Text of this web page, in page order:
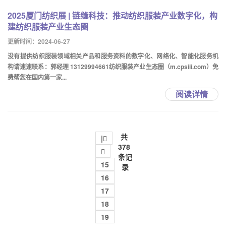
2025厦门纺织展 | 链缝科技：推动纺织服装产业数字化，构
建纺织服装产业生态圈
更新时间：2024-06-27
没有提供纺织服装领域相关产品和服务资料的数字化、网络化、智能化服务机
构请速速联系：郭经理 13129994661纺织服装产业生态圈（m.cpsiii.com）免
费帮您在国内第一家...
阅读详情
|

15
16
17
18
19
共
378
条记
录